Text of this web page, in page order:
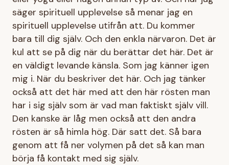
säger spirituell upplevelse så menar jag en
spirituell upplevelse utifrån att. Du kommer
bara till dig själv. Och den enkla närvaron. Det är
kul att se på dig när du berättar det här. Det är
en väldigt levande känsla. Som jag känner igen
mig i. När du beskriver det här. Och jag tänker
också att det här med att den här rösten man
har i sig själv som är vad man faktiskt själv vill.
Den kanske är låg men också att den andra
rösten är så himla hög. Där satt det. Så bara
genom att få ner volymen på det så kan man
börja få kontakt med sig själv.